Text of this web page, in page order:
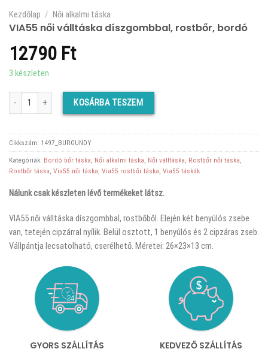
Kezdőlap / Női alkalmi táska
VIA55 női válltáska díszgombbal, rostbőr, bordó
12790 Ft
3 készleten
VIA55 női válltáska díszgombbal, rostbőr, bordó mennyiség
KOSÁRBA TESZEM
Cikkszám: 1497_BURGUNDY
Kategóriák: Bordó bőr táska, Női alkalmi táska, Női válltáska, Rostbőr női táska,
Rostbőr táska, Via55 női táska, Via55 rostbőr táska, Via55 táskák
Nálunk csak készleten lévő termékeket látsz.
VIA55 női válltáska díszgombbal, rostbőből. Elején két benyúlós zsebe
van, tetején cipzárral nyílik. Belül osztott, 1 benyúlós és 2 cipzáras zseb.
Vállpántja lecsatolható, cserélhető. Méretei: 26×23×13 cm.
GYORS SZÁLLÍTÁS KEDVEZŐ SZÁLLÍTÁS